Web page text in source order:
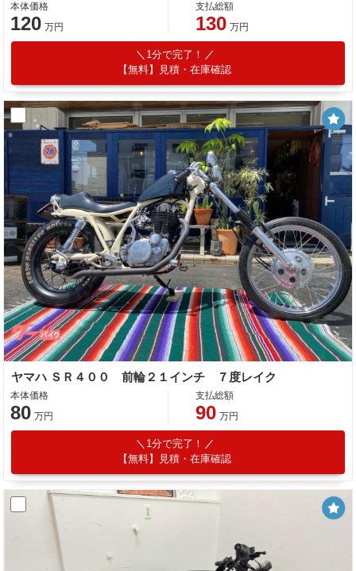
本体価格
120 万円
支払総額
130 万円
1分で完了！
【無料】見積・在庫確認
ヤマハ ＳＲ４００ 前輪２１インチ ７度レイク
本体価格
80 万円
支払総額
90 万円
1分で完了！
【無料】見積・在庫確認